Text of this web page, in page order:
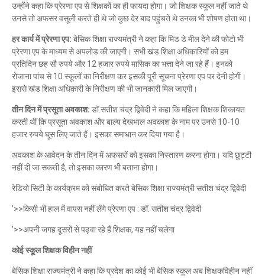
उन्होंने कहा कि प्रेरणा एप से शिक्षकों का ही फायदा होगा। जो शिक्षक स्कूल नहीं जाते थे
उनसे तो अफसर वसूली करते ही थे जो कुछ देर बाद पहुंचते थे उनका भी शोषण होता था।
हर कार्य में प्रेरणा एप: बेसिक शिक्षा राज्यमंत्री ने कहा कि मिड डे मील देने की फोटो भी
प्रेरणा एप के माध्यम से अपलोड की जाएगी। सभी खंड शिक्षा अधिकारियों को हम
प्रतिदिन छह सौ रुपये और 12 हजार रुपये मासिक का भत्ता देने जा रहे हैं। इनको
रोजाना पांच से 10 स्कूलों का निरीक्षण कर इसकी पूरी सूचना प्रेरणा एप पर देनी होगी।
इससे खंड शिक्षा अधिकारी के निरीक्षण की भी जानकारी मिल जाएगी।
तीन दिन में प्रसूता अवकाश: डॉ.सतीश चंद्र द्विवेदी ने कहा कि महिला शिक्षक शिकायत
करती थीं कि प्रसूता अवकाश और बाल्य देखभाल अवकाश के नाम पर उनसे 10-10
हजार रुपये घूस लिए जाते हैं। इसका समाधान कर दिया गया है।
अवकाश के आवेदन के तीन दिन में अफसरों को इसका निस्तारण करना होगा। यदि छुट्टी
नहीं दी जा सकती है, तो इसका कारण भी बताना होगा।
रेडियो सिटी के कार्यक्रम को संबोधित करते बेसिक शिक्षा राज्यमंत्री सतीश चंद्र द्विवेदी
’>>किसी भी हाल में वापस नहीं लेंगे प्रेरणा एप : डॉ. सतीश चंद्र द्विवेदी
’>>अपनी जगह दूसरों से पढ़वा रहे हैं शिक्षक, यह नहीं चलेगा
कोई स्कूल शिक्षक विहीन नहीं
बेसिक शिक्षा राज्यमंत्री ने कहा कि प्रदेश का कोई भी बेसिक स्कूल अब शिक्षकविहीन नहीं